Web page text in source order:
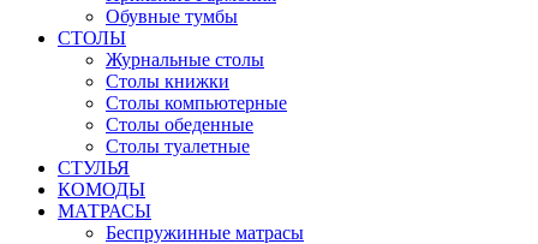
Обувные тумбы
СТОЛЫ
Журнальные столы
Столы книжки
Столы компьютерные
Столы обеденные
Столы туалетные
СТУЛЬЯ
КОМОДЫ
МАТРАСЫ
Беспружинные матрасы